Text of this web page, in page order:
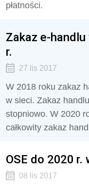
płatności.
Zakaz e-
r.
27 lis 2017
W 2018 roku zakaz
w sieci. Zakaz
stopniowo. W 2020
całkowity zakaz
OSE do 2020 r.
08 lis 2017